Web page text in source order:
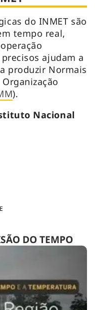
DO TEMPO
do INMET são
tempo real,
ajudam a
produzir Normais
).
Nacional